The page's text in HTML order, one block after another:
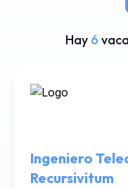
Hay 6
Ingeniero
Recursivitum